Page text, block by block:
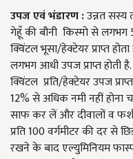
गेहूँ की बौनी किस्मो से
क्विंटल भूसा/हेक्टेयर प्राप्त
लगभग आधी उपज प्राप्त होती
क्विंटल प्रति/हेक्टेयर उपज
12% से अधिक नमी नहीं होना
साफ कर लें और दीवालों व
प्रति 100 वर्गमीटर की दर से
रखने के बाद एल्युमिनियम
रखकर बंद कर देना चाहिए.